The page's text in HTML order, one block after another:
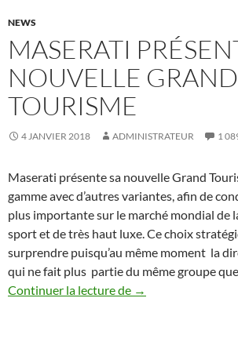
NEWS
MASERATI
NOUVELLE GRAND
TOURISME
4 JANVIER 2018 ADMINISTRATEUR 1
Maserati présente sa nouvelle Grand
gamme avec d’autres variantes, afin de
plus importante sur le marché mondial de
sport et de très haut luxe. Ce choix
surprendre puisqu’au même moment la
qui ne fait plus partie du même groupe
Continuer la lecture de
Maserati
→